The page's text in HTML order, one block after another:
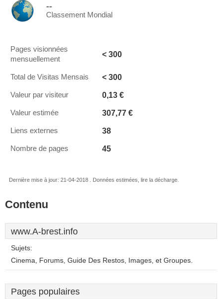
--
Classement Mondial
Pages visionnées
mensuellement
< 300
Total de Visitas Mensais < 300
Valeur par visiteur 0,13 €
Valeur estimée 307,77 €
Liens externes 38
Nombre de pages 45
Dernière mise à jour: 21-04-2018 . Données estimées, lire la décharge.
Contenu
www.A-brest.info
Sujets:
Cinema, Forums, Guide Des Restos, Images, et Groupes.
Pages populaires